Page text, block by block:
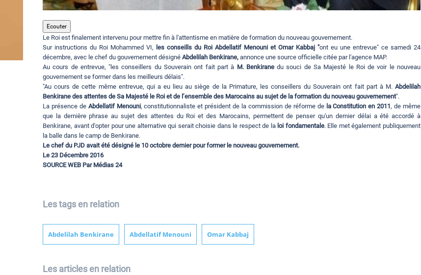
Ecouter
Le Roi est finalement intervenu pour mettre fin à l'attentisme en matière de formation du nouveau gouvernement.
Sur instructions du Roi Mohammed VI, les conseills du Roi Abdellatif Menouni et Omar Kabbaj "ont eu une entrevue" ce samedi 24
décembre, avec le chef du gouvernement désigné Abdelilah Benkirane, annonce une source officielle citée par l'agence MAP.
Au cours de entrevue, "les conseillers du Souverain ont fait part à M. Benkiranedu souci de Sa Majesté le Roi de voir le nouveau
gouvernement se former dans les meilleurs délais".
"Au cours de cette même entrevue, qui a eu lieu au siège de la Primature, les conseillers du Souverain ont fait part à M. Abdelilah
Benkirane des attentes de Sa Majesté le Roi et de l’ensemble des Marocains au sujet de la formation du nouveau gouvernement".
La présence de Abdellatif Menouni, constitutionnaliste et président de la commission de réforme de la Constitution en 2011, de même
que la dernière phrase au sujet des attentes du Roi et des Marocains, permettent de penser qu'un dernier délai a été accordé à
Benkirane, avant d'opter pour une alternative qui serait choisie dans le respect de la loi fondamentale. Elle met également publiquement
la balle dans le camp de Benkirane.
Le chef du PJD avait été désigné le 10 octobre dernier pour former le nouveau gouvernement.
Le 23 Décembre 2016
SOURCE WEB Par Médias 24
Les tags en relation
Abdelilah Benkirane Abdellatif Menouni Omar Kabbaj
Les articles en relation